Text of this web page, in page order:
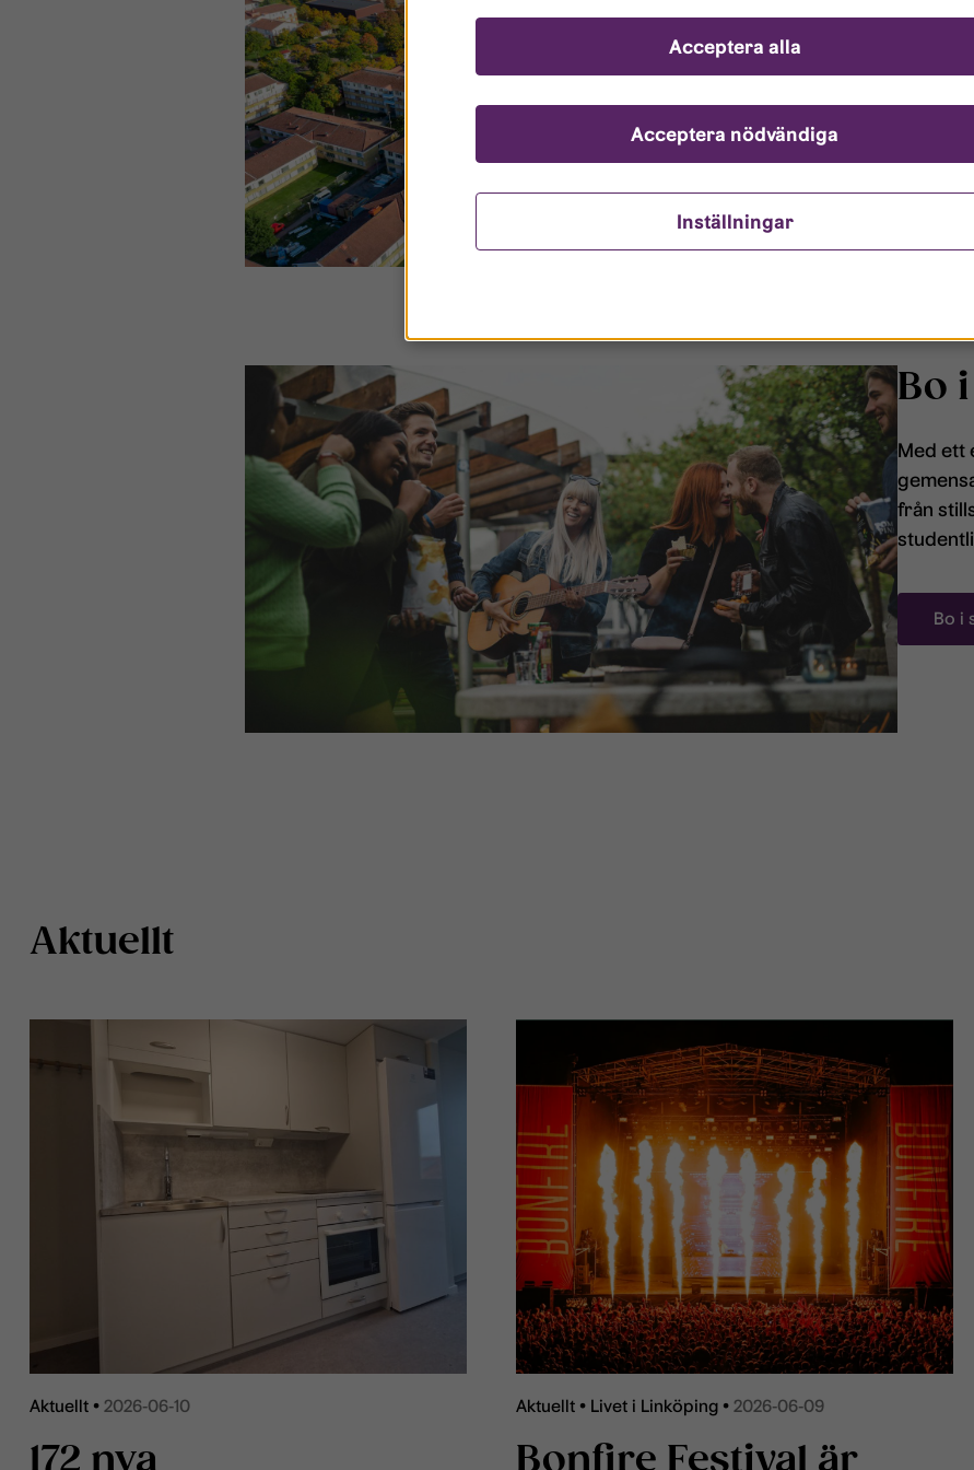
olika
olika
utbudet
Bo
Med ett
från
Bo i
Aktuellt
Aktuellt • 2026-06-10
172 nya
Aktuellt • Livet i Linköping • 2026-06-09
Bonfire Festival är
Inställningar
Acceptera nödvändiga
Acceptera alla